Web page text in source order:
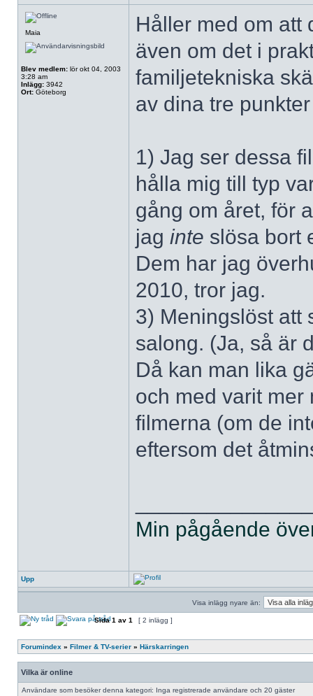
Maia
Blev medlem: lör okt 04, 2003
3:28 am
Inlägg: 3942
Ort: Göteborg
Håller med om att
även om det i
familjetekniska
av dina tre
1) Jag ser dessa
hålla mig till typ
gång om året, för
jag inte slösa bort
Dem har jag
2010, tror jag.
3) Meningslöst att
salong. (Ja, så är
Då kan man lika
och med varit mer
filmerna (om de
eftersom det
Min pågående
Upp
Visa inlägg nyare än:
Sida1 av 1 [ 2 inlägg ]
Forumindex » Filmer & TV-serier » Härskarringen
Vilka är online
Användare som besöker denna kategori: Inga registrerade användare och 20 gäster